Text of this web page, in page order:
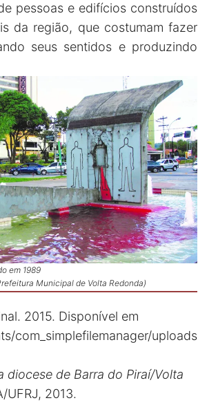
pessoas e edifícios construídos
da região, que costumam fazer
seus sentidos e produzindo
em 1989
Municipal de Volta Redonda)
2015. Disponível em
com_simplefilemanager/uploads
de Barra do Piraí/Volta
UFRJ, 2013.